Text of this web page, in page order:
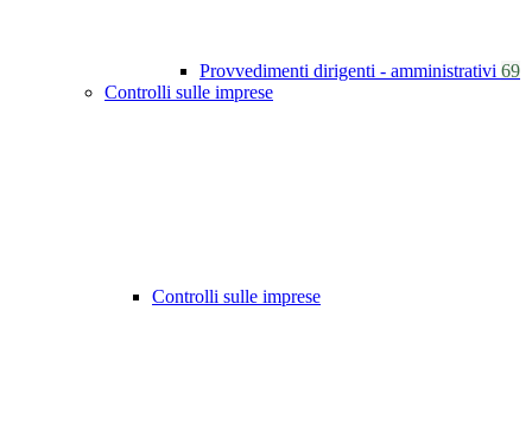
Provvedimenti dirigenti - amministrativi 69
Controlli sulle imprese
Controlli sulle imprese